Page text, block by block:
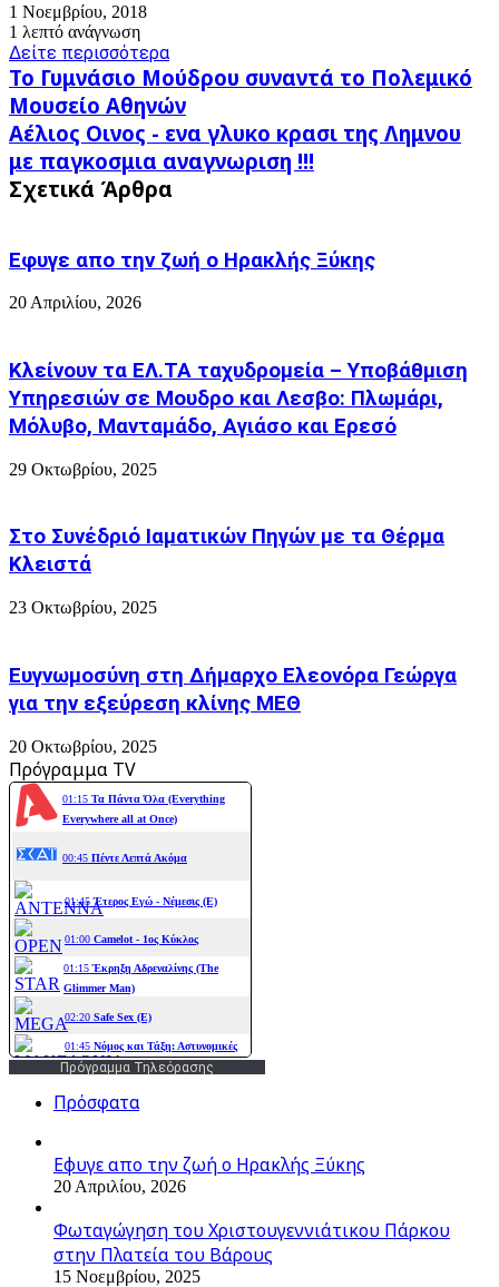
1 Νοεμβρίου, 2018
1 λεπτό ανάγνωση
Δείτε περισσότερα
Το
Γυμνάσιο
Μούδρου
συναντά
το
Πολεμικό
Μουσείο
Το Γυμνάσιο Μούδρου συναντά το Πολεμικό
Μουσείο Αθηνών
Αέλιος
Οινος
-
ενα
της
Λημνου
με
παγκοσμια
!!!
Αέλιος Οινος - ενα γλυκο κρασι της Λημνου
με παγκοσμια αναγνωριση !!!
Σχετικά Άρθρα
Εφυγε απο την ζωή o Ηρακλής Ξύκης
20 Απριλίου, 2026
Κλείνουν τα ΕΛ.ΤΑ ταχυδρομεία – Υποβάθμιση
Υπηρεσιών σε Μουδρο και Λεσβο: Πλωμάρι,
Μόλυβο, Μανταμάδο, Αγιάσο και Ερεσό
29 Οκτωβρίου, 2025
Στο Συνέδριό Ιαματικών Πηγών με τα Θέρμα
Κλειστά
23 Οκτωβρίου, 2025
Ευγνωμοσύνη στη Δήμαρχο Ελεονόρα Γεώργα
για την εξεύρεση κλίνης ΜΕΘ
20 Οκτωβρίου, 2025
Πρόγραμμα TV
Πρόγραμμα Τηλεόρασης
Πρόσφατα
Εφυγε απο την ζωή o Ηρακλής Ξύκης
20 Απριλίου, 2026
Φωταγώγηση του Χριστουγεννιάτικου Πάρκου
στην Πλατεία του Βάρους
15 Νοεμβρίου, 2025